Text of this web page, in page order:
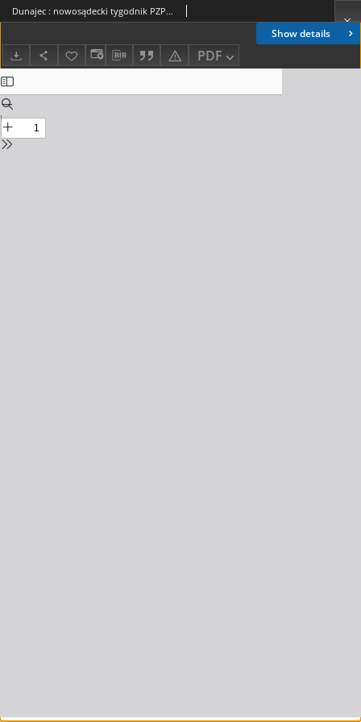
Show details
PDF
Dunajec : nowosądecki tygodnik PZPR. 1988, nr 45(418)